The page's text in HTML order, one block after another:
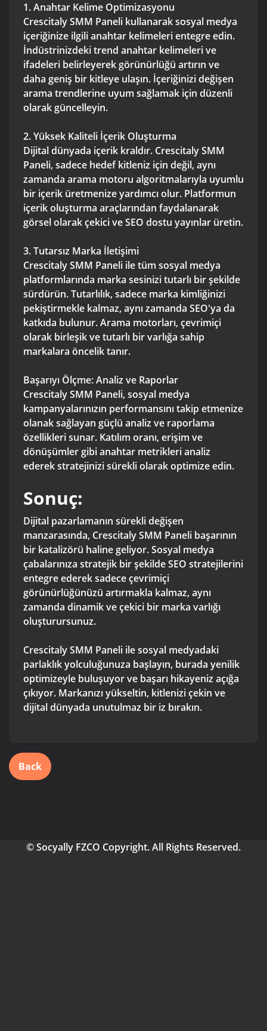
1. Anahtar Kelime Optimizasyonu
Crescitaly SMM Paneli kullanarak sosyal medya
içeriğinize ilgili anahtar kelimeleri entegre edin.
İndüstrinizdeki trend anahtar kelimeleri ve
ifadeleri belirleyerek görünürlüğü artırın ve
daha geniş bir kitleye ulaşın. İçeriğinizi değişen
arama trendlerine uyum sağlamak için düzenli
olarak güncelleyin.
2. Yüksek Kaliteli İçerik Oluşturma
Dijital dünyada içerik kraldır. Crescitaly SMM
Paneli, sadece hedef kitleniz için değil, aynı
zamanda arama motoru algoritmalarıyla uyumlu
bir içerik üretmenize yardımcı olur. Platformun
içerik oluşturma araçlarından faydalanarak
görsel olarak çekici ve SEO dostu yayınlar üretin.
3. Tutarsız Marka İletişimi
Crescitaly SMM Paneli ile tüm sosyal medya
platformlarında marka sesinizi tutarlı bir şekilde
sürdürün. Tutarlılık, sadece marka kimliğinizi
pekiştirmekle kalmaz, aynı zamanda SEO'ya da
katkıda bulunur. Arama motorları, çevrimiçi
olarak birleşik ve tutarlı bir varlığa sahip
markalara öncelik tanır.
Başarıyı Ölçme: Analiz ve Raporlar
Crescitaly SMM Paneli, sosyal medya
kampanyalarınızın performansını takip etmenize
olanak sağlayan güçlü analiz ve raporlama
özellikleri sunar. Katılım oranı, erişim ve
dönüşümler gibi anahtar metrikleri analiz
ederek stratejinizi sürekli olarak optimize edin.
Sonuç:
Dijital pazarlamanın sürekli değişen
manzarasında, Crescitaly SMM Paneli başarının
bir katalizörü haline geliyor. Sosyal medya
çabalarınıza stratejik bir şekilde SEO stratejilerini
entegre ederek sadece çevrimiçi
görünürlüğünüzü artırmakla kalmaz, aynı
zamanda dinamik ve çekici bir marka varlığı
oluşturursunuz.
Crescitaly SMM Paneli ile sosyal medyadaki
parlaklık yolculuğunuza başlayın, burada yenilik
optimizeyle buluşuyor ve başarı hikayeniz açığa
çıkıyor. Markanızı yükseltin, kitlenizi çekin ve
dijital dünyada unutulmaz bir iz bırakın.
Back
© Socyally FZCO Copyright. All Rights Reserved.